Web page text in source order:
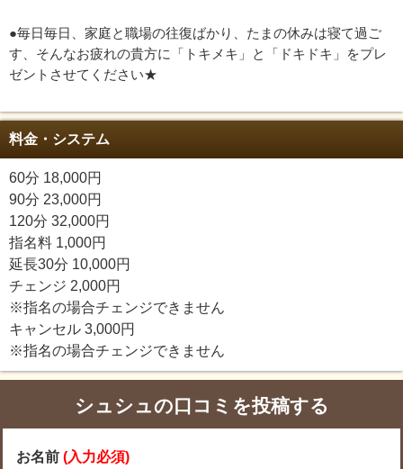
●毎日毎日、家庭と職場の往復ばかり、たまの休みは寝て過ご
す、そんなお疲れの貴方に「トキメキ」と「ドキドキ」をプレ
ゼントさせてください★
料金・システム
60分 18,000円
90分 23,000円
120分 32,000円
指名料 1,000円
延長30分 10,000円
チェンジ 2,000円
※指名の場合チェンジできません
キャンセル 3,000円
※指名の場合チェンジできません
シュシュの口コミを投稿する
お名前 (入力必須)